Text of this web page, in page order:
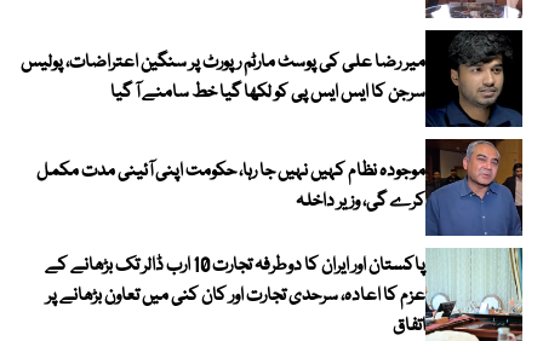
میر رضا علی کی پوسٹ مارٹم رپورٹ پر سنگین اعتراضات، پولیس
سرجن کا ایس ایس پی کو لکھا گیا خط سامنے آ گیا
موجودہ نظام کہیں نہیں جا رہا، حکومت اپنی آئینی مدت مکمل
کرے گی، وزیر داخلہ
پاکستان اور ایران کا دوطرفہ تجارت 10 ارب ڈالر تک بڑھانے کے
عزم کا اعادہ، سرحدی تجارت اور کان کنی میں تعاون بڑھانے پر
اتفاق